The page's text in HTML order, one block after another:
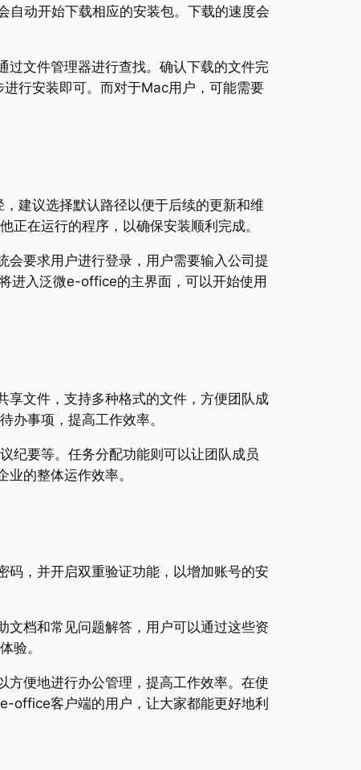
动开始下载相应的安装包。下载的速度会
过文件管理器进行查找。确认下载的文件完
行安装即可。而对于Mac用户，可能需要
建议选择默认路径以便于后续的更新和维
在运行的程序，以确保安装顺利完成。
要求用户进行登录，用户需要输入公司提
进入泛微e-office的主界面，可以开始使用
文件，支持多种格式的文件，方便团队成
办事项，提高工作效率。
纪要等。任务分配功能则可以让团队成员
的整体运作效率。
，并开启双重验证功能，以增加账号的安
档和常见问题解答，用户可以通过这些资
验。
便地进行办公管理，提高工作效率。在使
office客户端的用户，让大家都能更好地利